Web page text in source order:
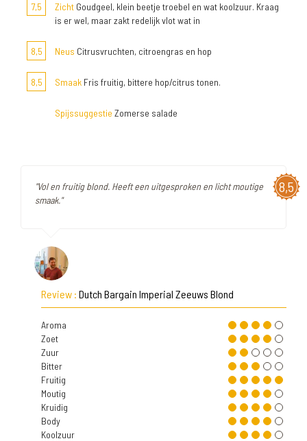
7,5
Zicht Goudgeel, klein beetje troebel en wat koolzuur. Kraag
is er wel, maar zakt redelijk vlot wat in
8,5 Neus Citrusvruchten, citroengras en hop
8,5 Smaak Fris fruitig, bittere hop/citrus tonen.
Spijssuggestie Zomerse salade
8,5
"Vol en fruitig blond. Heeft een uitgesproken en licht moutige
smaak."
Review : Dutch Bargain Imperial Zeeuws Blond
Aroma
Zoet
Zuur
Bitter
Fruitig
Moutig
Kruidig
Body
Koolzuur